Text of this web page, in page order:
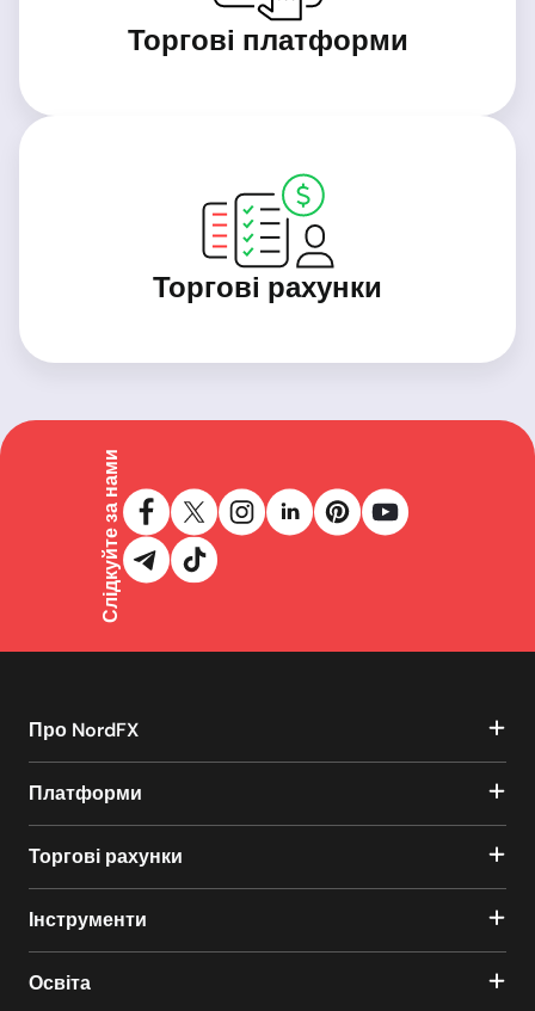
Торгові платформи
Торгові рахунки
Слідкуйте за нами
Про NordFX
Платформи
Торгові рахунки
Інструменти
Освіта